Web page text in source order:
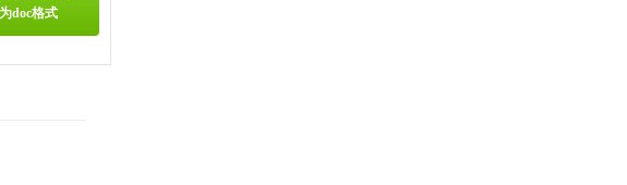
doc格式